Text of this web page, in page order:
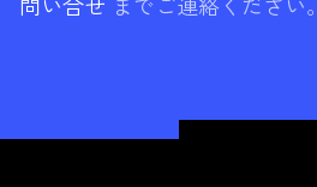
い。
問い合せ までご連絡ください。